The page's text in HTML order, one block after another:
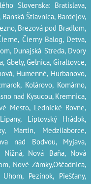
Slovenska: Bratislava,
Štiavnica, Bardejov,
Brezová pod Bradlom,
Čierny Balog, Detva,
Dunajská Streda, Dvory
Gbely, Gelnica, Giraltovce,
Humenné, Hurbanovo,
Kolárovo, Komárno,
nad Kysucou, Kremnica,
Mesto, Lednické Rovne,
Liptovský Hrádok,
Martin, Medzilaborce,
nad Bodvou, Myjava,
Nižná, Nová Baňa, Nová
Nové Zámky,Oščadnica,
Pezinok, Piešťany,